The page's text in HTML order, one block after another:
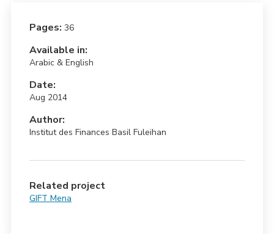
Pages: 36
Available in:
Arabic & English
Date:
Aug 2014
Author:
Institut des Finances Basil Fuleihan
Related project
GIFT Mena